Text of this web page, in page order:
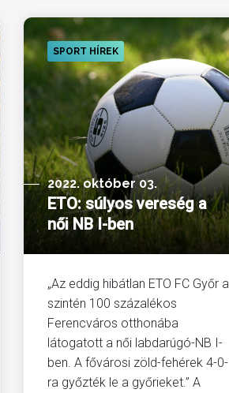
SPORT HÍREK
2022. október 03.
ETO: súlyos vereség a
női NB I-ben
„Az eddig hibátlan ETO FC Győr a
szintén 100 százalékos
Ferencváros otthonába
látogatott a női labdarúgó-NB I-
ben. A fővárosi zöld-fehérek 4-0-
ra győzték le a győrieket.” A